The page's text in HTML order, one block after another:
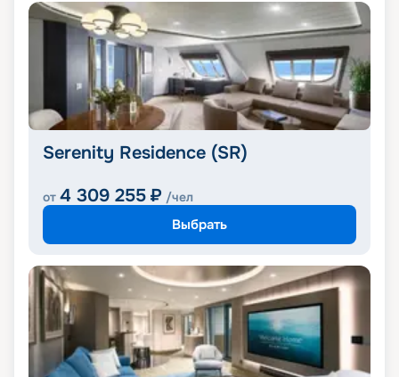
Serenity Residence (SR)
от 4 309 255 ₽ /чел
Выбрать